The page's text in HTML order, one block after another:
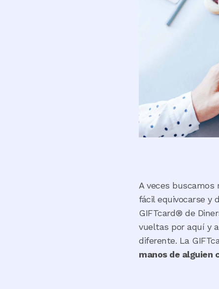
A veces buscamos
fácil equivocarse y
GIFTcard® de
vueltas por aquí y
diferente. La
manos de alguien